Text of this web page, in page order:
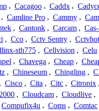
, Cacagoo , Caddx ,
, Camline Pro , Cammy ,
, Cantonk , Carcam ,
, Cco , Cctv Sentry ,
sth775 , Cellvision , Celu
, Chavega , Cheap ,
, Chineseum , Chingling ,
, Cisco , Cita , Citc , Citronix ,
, Cloudcam , Cloudlive ,
Compufix4u , Coms , Comtac